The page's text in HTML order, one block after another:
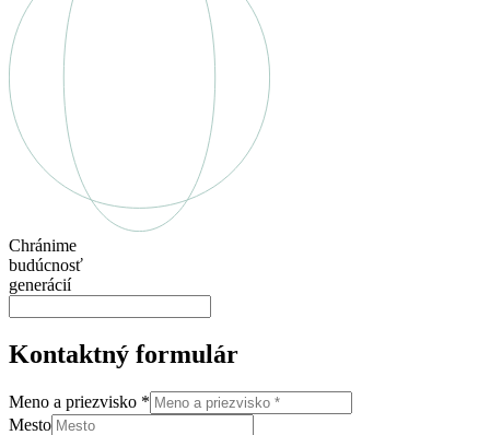
Chránime
budúcnosť
generácií
Kontaktný formulár
Meno a priezvisko *
Mesto